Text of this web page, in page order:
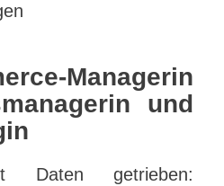
Managerin
und
Daten getrieben: